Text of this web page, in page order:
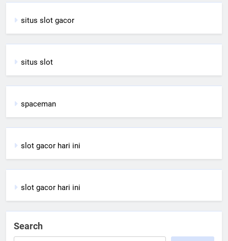
situs slot gacor
situs slot
spaceman
slot gacor hari ini
slot gacor hari ini
Search